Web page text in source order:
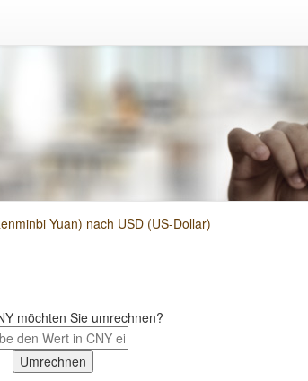
Yuan) nach USD (US-Dollar)
möchten Sie umrechnen?